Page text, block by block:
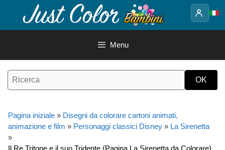
contenuto
Menu
Pagina iniziale » Disegni da colorare cartoni animati,
animazione e film » Personaggi classici Disney » La Sirenetta
»
Il Re Tritone e il suo Tridente (Pagina La Sirenetta da Colorare)